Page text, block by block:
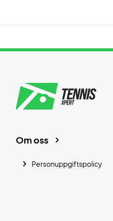
Om oss
Personuppgiftspolicy